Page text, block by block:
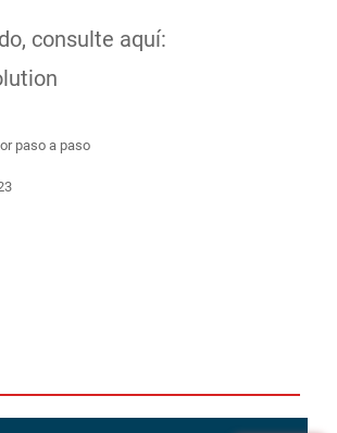
consulte aquí:
paso a paso